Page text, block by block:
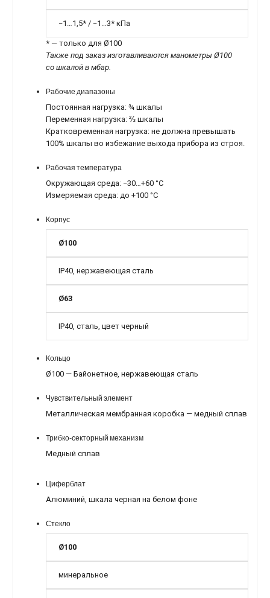
−1…1,5* / −1…3* кПа
* — только для Ø100
Также под заказ изготавливаются манометры Ø100
со шкалой в мбар.
Рабочие диапазоны
Постоянная нагрузка: ¾ шкалы
Переменная нагрузка: ⅔ шкалы
Кратковременная нагрузка: не должна превышать
100% шкалы во избежание выхода прибора из строя.
Рабочая температура
Окружающая среда: −30…+60 °C
Измеряемая среда: до +100 °C
Корпус
Ø100
IP40, нержавеющая сталь
Ø63
IP40, сталь, цвет черный
Кольцо
Ø100 — Байонетное, нержавеющая сталь
Чувствительный элемент
Металлическая мембранная коробка — медный сплав
Трибко-секторный механизм
Медный сплав
Циферблат
Алюминий, шкала черная на белом фоне
Стекло
Ø100
минеральное